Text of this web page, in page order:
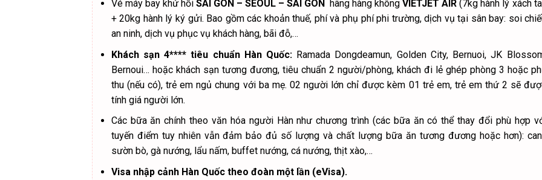
CHI TIẾT GIÁ TOUR
BAO GỒM KHÔNG BAO GỒM
Vé máy bay khứ hồiSÀI GÒN – SEOUL – SÀI GÒNhãng hàng không
+ 20kg hành lý ký gửi. Bao gồm các khoản thuế, phí và phụ phí phi trường, dịch vụ tại sân bay: soi chiếu